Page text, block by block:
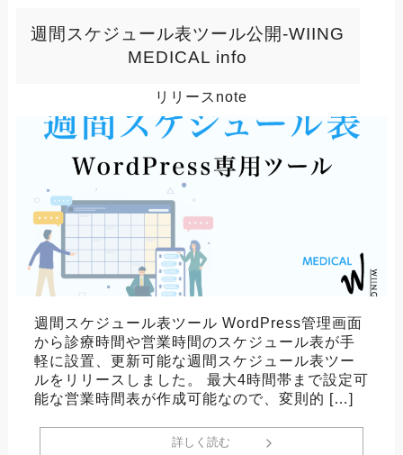
週間スケジュール表ツール公開-WIING
MEDICAL info
リリースnote
週間スケジュール表ツール WordPress管理画面
から診療時間や営業時間のスケジュール表が手
軽に設置、更新可能な週間スケジュール表ツー
ルをリリースしました。 最大4時間帯まで設定可
能な営業時間表が作成可能なので、変則的 […]
詳しく読む